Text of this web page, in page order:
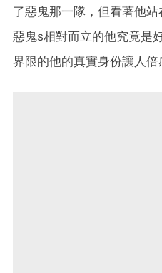
了惡鬼那一隊，但看著他
惡鬼s相對而立的他究竟是
界限的他的真實身份讓人倍